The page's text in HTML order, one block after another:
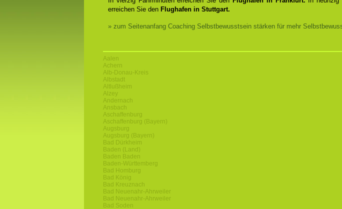
erreichen Sie den Flughafen in Stuttgart.
» zum Seitenanfang Coaching Selbstbewusstsein stärken für mehr
Aalen
Achern
Alb-Donau-Kreis
Albstadt
Altlußheim
Alzey
Andernach
Ansbach
Aschaffenburg
Aschaffenburg (Bayern)
Augsburg
Augsburg (Bayern)
Bad Dürkheim
Baden (Land)
Baden Baden
Baden-Württemberg
Bad Homburg
Bad König
Bad Kreuznach
Bad Neuenahr-Ahrweiler
Bad Neuenahr-Ahrweiler
Bad Soden